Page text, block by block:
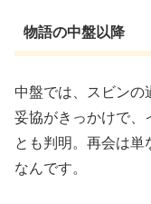
物語の中盤以降
中盤では、スビンの
妥協がきっかけで、
とも判明。再会は
なんです。